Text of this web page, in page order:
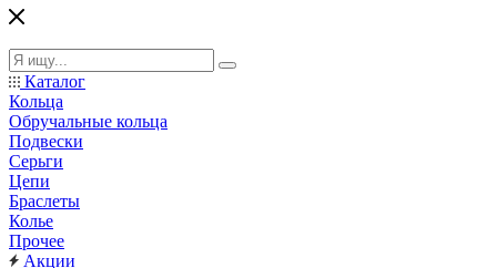
Каталог
Кольца
Обручальные кольца
Подвески
Серьги
Цепи
Браслеты
Колье
Прочее
Акции